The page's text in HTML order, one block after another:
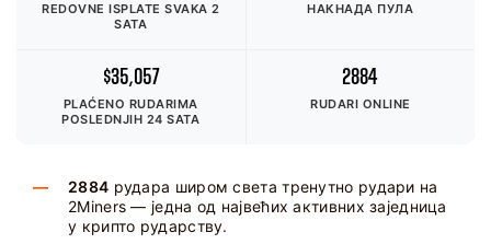
REDOVNE ISPLATE SVAKA 2
SATA
НАКНАДА ПУЛА
$35,057
PLAĆENO RUDARIMA
POSLEDNJIH 24 SATA
2884
RUDARI ONLINE
2884 рудара широм света тренутно рудари на
2Miners — једна од највећих активних заједница
у крипто рударству.